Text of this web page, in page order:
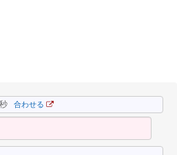
合わせる